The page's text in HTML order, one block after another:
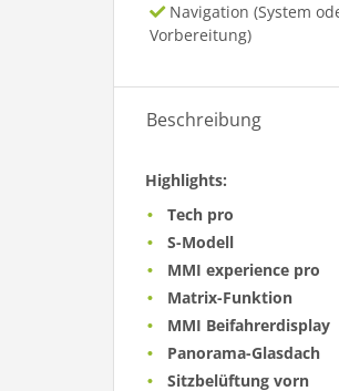
Navigation (System
Vorbereitung)
Beschreibung
Highlights:
Tech pro
S-Modell
MMI experience pro
Matrix-Funktion
MMI Beifahrerdisplay
Panorama-Glasdach
Sitzbelüftung vorn